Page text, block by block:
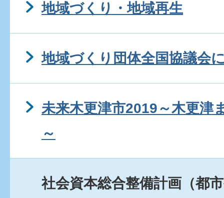
地域づくり・地域再生
地域づくり団体全国協議会
未来木更津市2019～木更津
～
社会資本総合整備計画（都